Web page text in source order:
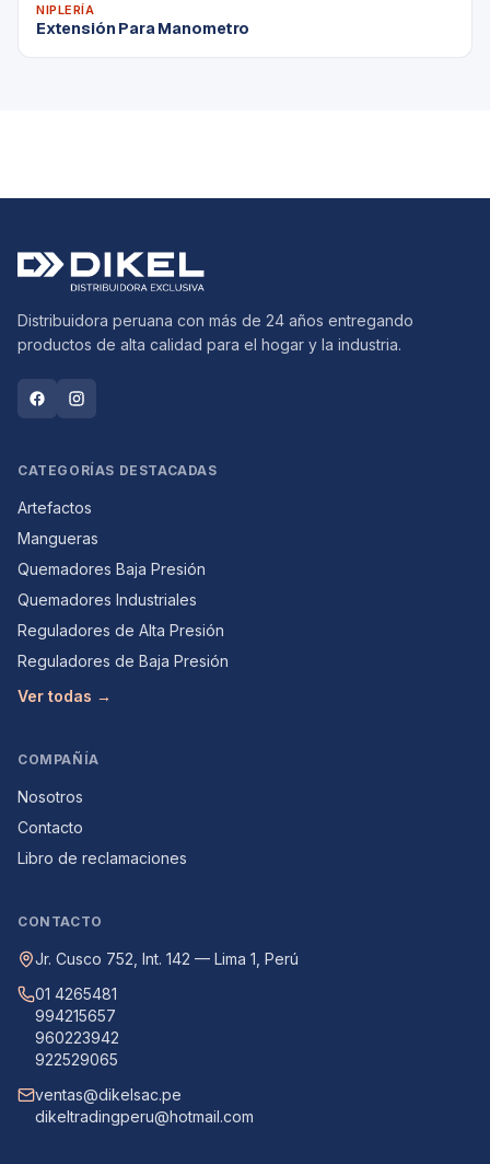
NIPLERÍA
Extensión Para Manometro
Distribuidora peruana con más de 24 años entregando
productos de alta calidad para el hogar y la industria.
CATEGORÍAS DESTACADAS
Artefactos
Mangueras
Quemadores Baja Presión
Quemadores Industriales
Reguladores de Alta Presión
Reguladores de Baja Presión
Ver todas →
COMPAÑÍA
Nosotros
Contacto
Libro de reclamaciones
CONTACTO
Jr. Cusco 752, Int. 142 — Lima 1, Perú
01 4265481
994215657
960223942
922529065
ventas@dikelsac.pe
dikeltradingperu@hotmail.com